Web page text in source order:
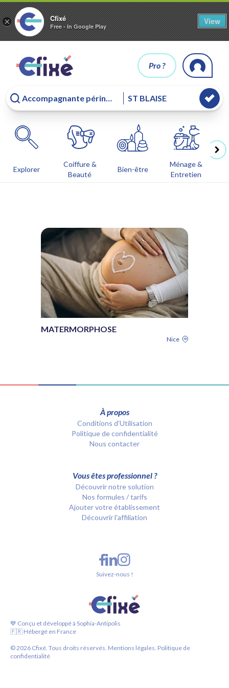
× Cfixé
Free - In Google Play
View
Pro ?
Explorer
Coiffure &
Beauté
Bien-être
Ménage &
Entretien
MATERMORPHOSE
Nice
À propos
Conditions d’Utilisation
Politique de confidentialité
Nous contacter
Vous êtes professionnel ?
Découvrir notre solution
Nos formules / tarifs
Ajouter votre établissement
Découvrir l'affiliation
💙 Conçu et développé à Sophia-Antipolis
🇫🇷 Hébergé en France
©2026 Cfixé. Tous droits réservés. Mentions légales. Politique de
confidentialité
Suivez-nous !